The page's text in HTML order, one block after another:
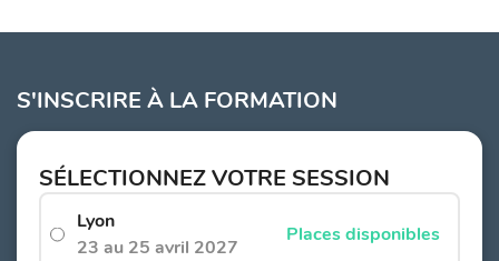
S'INSCRIRE À LA FORMATION
SÉLECTIONNEZ VOTRE SESSION
Lyon
23 au 25 avril 2027
Places disponibles